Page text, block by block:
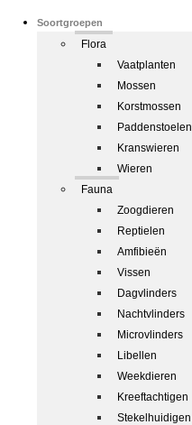
Soortgroepen
Flora
Vaatplanten
Mossen
Korstmossen
Paddenstoelen
Kranswieren
Wieren
Fauna
Zoogdieren
Reptielen
Amfibieën
Vissen
Dagvlinders
Nachtvlinders
Microvlinders
Libellen
Weekdieren
Kreeftachtigen
Stekelhuidigen